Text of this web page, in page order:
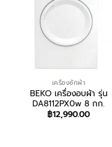
เครื่องซักผ้า
BEKO เครื่องอบผ้า รุ่น
DA8112PX0w 8 กก.
฿12,990.00